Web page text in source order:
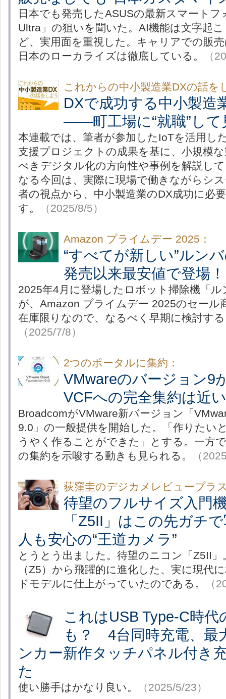
日本でも発売したASUSの最新スマートフ
Ultra」の狙いを聞いた。AI機能は文字起
ど、実用面を重視した。キャリアでの販
日本のローカライズは徹底している。
（
これからの中小製造業DXの話を
DXで成功する中小製造
――町工場に“就職”して
本連載では、筆者が参加したIoTを活用し
支援プロジェクトの成果を基に、小規模
べきデジタル化の方向性や事例を解説し
なる今回は、実際に現場で働きながらシ
者の視点から、中小製造業のDX成功に必
す。
（2025/8/5）
Amazon プライムデー 2025：
“すべてが新しい”ルン
発売以来最安値で登場
2025年4月に登場したロボット掃除機「
が、Amazon プライムデー 2025のセール
在庫限りなので、なるべく早期に検討す
（2025/7/8）
2つのポータルに集約：
VMwareのバージョン9
VCFへの完全集約は近
BroadcomがVMware新バージョン「
9.0」の一般提供を開始した。「作りたい
うやく作ることができた」とする。一方
の集約を示唆する動きも見られる。
（
荻窪圭のデジカメレビュープラ
待望のフルサイズ入門
「Z5II」はこの先ガチ
人も安心の“王道カメラ”
とうとう出ました。待望のニコン「Z5II
（Z5）から飛躍的に進化した、実に現代
ドモデルに仕上がっていたのである。
（
これはUSB Type-C時代
も？ 4台同時充電、最
ンカー新作タッチパネル付き
た
使い勝手はかなり良い。 （2025/5/23）